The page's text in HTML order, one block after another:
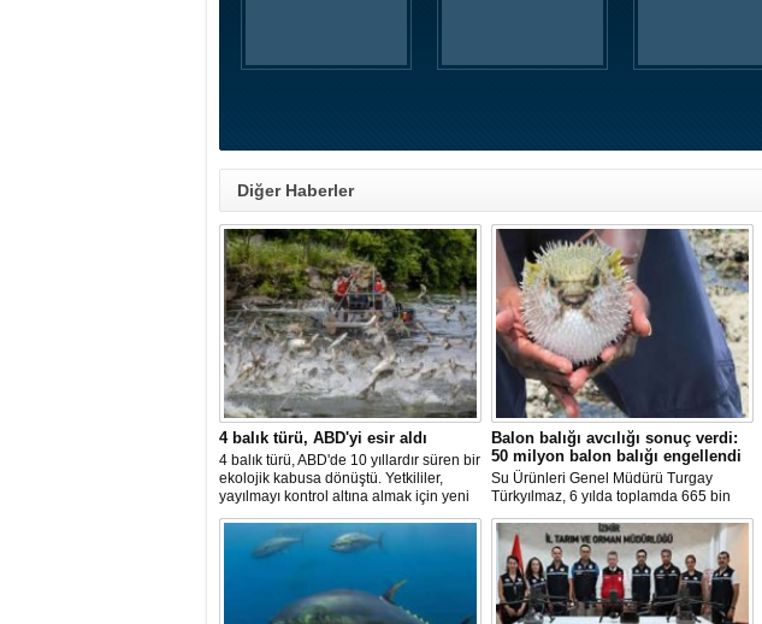
Diğer Haberler
4 balık türü, ABD'yi esir aldı
4 balık türü, ABD'de 10 yıllardır süren bir
ekolojik kabusa dönüştü. Yetkililer,
yayılmayı kontrol altına almak için yeni
projeler geliştirirken, uzmanlar
tamamen yok edilmenin imkansız
olduğunu belirtiyor.
Balon balığı avcılığı sonuç verdi:
50 milyon balon balığı engellendi
Su Ürünleri Genel Müdürü Turgay
Türkyılmaz, 6 yılda toplamda 665 bin
balon balığının ekosistemden
uzaklaştırıldığını belirterek, "Balon balığı
avcılığı sayesinde, yaklaşık 50 milyon
yeni balon balığının ekosisteme
katılması önlendi." dedi.